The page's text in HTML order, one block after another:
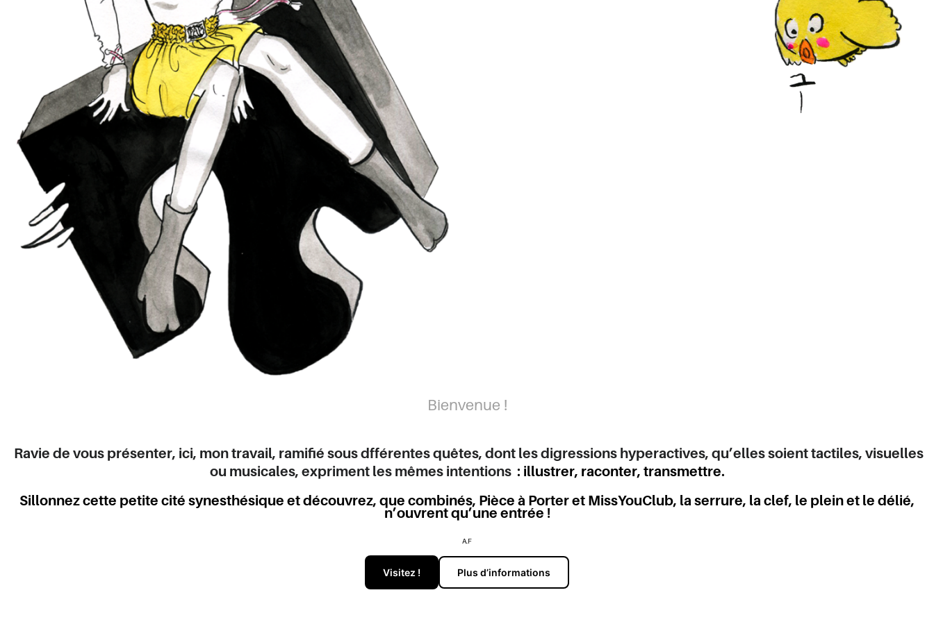
Bienvenue !
Ravie de vous présenter, ici, mon travail, ramifié sous dfférentes quêtes, dont les digressions hyperactives, qu’elles soient tactiles, visuelles
ou musicales, expriment les mêmes intentions : illustrer, raconter, transmettre.
Sillonnez cette petite cité synesthésique et découvrez, que combinés, Pièce à Porter et MissYouClub, la serrure, la clef, le plein et le délié,
n’ouvrent qu’une entrée !
A.F
Visitez ! Plus d’informations